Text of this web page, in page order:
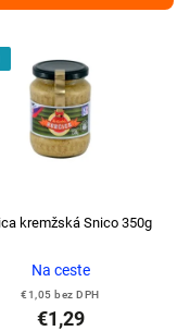
kremžská Snico 350g
Na ceste
€1,05 bez DPH
€1,29